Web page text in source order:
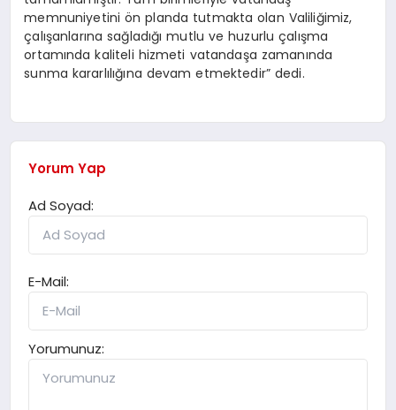
memnuniyetini ön planda tutmakta olan Valiliğimiz,
çalışanlarına sağladığı mutlu ve huzurlu çalışma
ortamında kaliteli hizmeti vatandaşa zamanında
sunma kararlılığına devam etmektedir” dedi.
Yorum Yap
Ad Soyad:
E-Mail:
Yorumunuz: